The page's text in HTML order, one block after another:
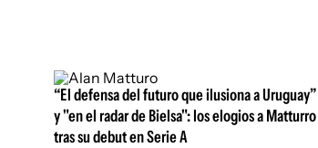
“El defensa del futuro que ilusiona a Uruguay”
y "en el radar de Bielsa": los elogios a Matturro
tras su debut en Serie A